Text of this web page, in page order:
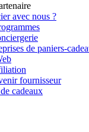
avec nous ?
de paniers-
fournisseur
cadeaux